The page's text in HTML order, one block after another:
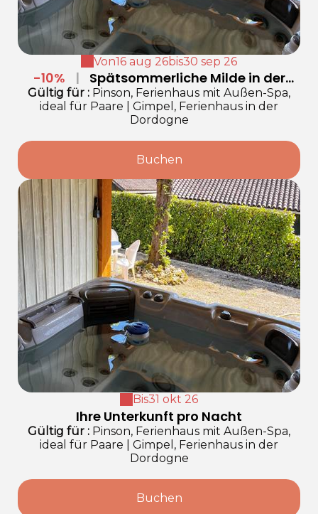
Von16 aug 26bis30 sep 26
-10% |
Dordogne
Gültig für : Pinson, Ferienhaus mit Außen-Spa,
ideal für Paare
Gimpel, Ferienhaus in der
Dordogne
Buchen
Bis31 okt 26
Ihre Unterkunft pro Nacht
Gültig für : Pinson, Ferienhaus mit Außen-Spa,
ideal für Paare
Gimpel, Ferienhaus in der
Dordogne
Buchen